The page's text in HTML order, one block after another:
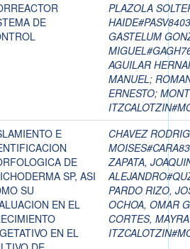
DE
PLAZOLA
GASTELUM
AGUILAR
MANUEL;
ERNESTO;
E
DE
SP, ASI
SU
EN EL
EN EL
CHAVEZ
ZAPATA,
PARDO RIZO,
OCHOA, OMAR
CORTES, MAYRA